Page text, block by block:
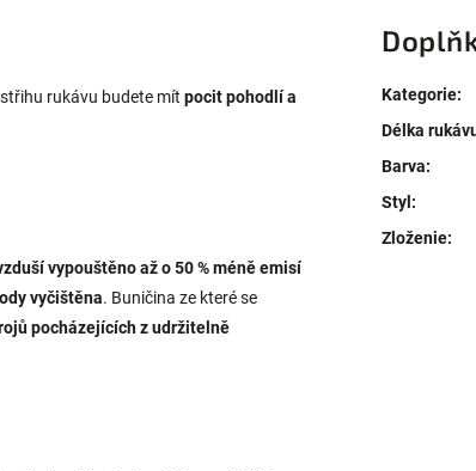
střihu rukávu budete mít pocit pohodlí a
vypouštěno až o 50 % méně emisí
vyčištěna. Buničina ze které se
pocházejících z udržitelně
Kategorie:
Délka
Barva:
Styl:
Zloženie: